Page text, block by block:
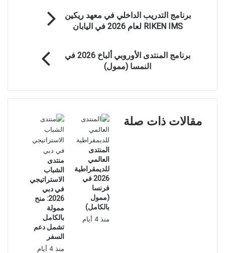
التدريب
الداخلي
ريكين
لعام
اليابان
برنامج التدريب الداخلي في معهد ريكين
RIKEN IMS لعام 2026 في اليابان
المنتدى
2026
(ممول)
برنامج المنتدى الأوروبي ألباخ 2026 في
النمسا (ممول)
مقالات ذات صلة
المنتدى
العالمي
للديمقراطية
2026 في
فرنسا
(ممول
بالكامل)
منذ 4 أيام
منتدى
الشباب
الاستراتيجي
في دبي
2026: منح
ممولة
بالكامل
تشمل دعم
السفر
منذ 4 أيام